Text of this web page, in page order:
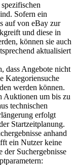
Sofern ein
auf von eBay zur
und diese in
können sie auch
aktualisiert
dass Angebote nicht
Kategoriensuche
werden können.
Auktionen um bis zu
technischen
erfolgt
Startzeitplanung.
anhand
ein Nutzer keine
Suchergebnisse